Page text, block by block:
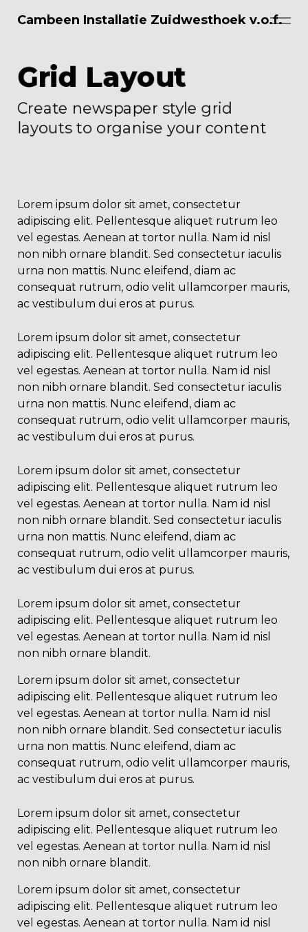
Skip to main content
Cambeen Installatie Zuidwesthoek v.o.f.
Projecten
Vacatures
Contact
Grid Layout
Create newspaper style grid
layouts to organise your content
Lorem ipsum dolor sit amet, consectetur
adipiscing elit. Pellentesque aliquet rutrum leo
vel egestas. Aenean at tortor nulla. Nam id nisl
non nibh ornare blandit. Sed consectetur iaculis
urna non mattis. Nunc eleifend, diam ac
consequat rutrum, odio velit ullamcorper mauris,
ac vestibulum dui eros at purus.
Lorem ipsum dolor sit amet, consectetur
adipiscing elit. Pellentesque aliquet rutrum leo
vel egestas. Aenean at tortor nulla. Nam id nisl
non nibh ornare blandit. Sed consectetur iaculis
urna non mattis. Nunc eleifend, diam ac
consequat rutrum, odio velit ullamcorper mauris,
ac vestibulum dui eros at purus.
Lorem ipsum dolor sit amet, consectetur
adipiscing elit. Pellentesque aliquet rutrum leo
vel egestas. Aenean at tortor nulla. Nam id nisl
non nibh ornare blandit. Sed consectetur iaculis
urna non mattis. Nunc eleifend, diam ac
consequat rutrum, odio velit ullamcorper mauris,
ac vestibulum dui eros at purus.
Lorem ipsum dolor sit amet, consectetur
adipiscing elit. Pellentesque aliquet rutrum leo
vel egestas. Aenean at tortor nulla. Nam id nisl
non nibh ornare blandit.
Lorem ipsum dolor sit amet, consectetur
adipiscing elit. Pellentesque aliquet rutrum leo
vel egestas. Aenean at tortor nulla. Nam id nisl
non nibh ornare blandit. Sed consectetur iaculis
urna non mattis. Nunc eleifend, diam ac
consequat rutrum, odio velit ullamcorper mauris,
ac vestibulum dui eros at purus.
Lorem ipsum dolor sit amet, consectetur
adipiscing elit. Pellentesque aliquet rutrum leo
vel egestas. Aenean at tortor nulla. Nam id nisl
non nibh ornare blandit.
Lorem ipsum dolor sit amet, consectetur
adipiscing elit. Pellentesque aliquet rutrum leo
vel egestas. Aenean at tortor nulla. Nam id nisl